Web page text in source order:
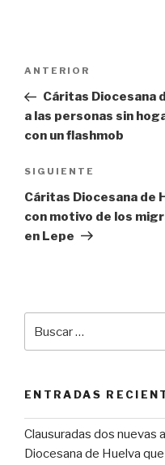
entradas
Entrada
anterior:
ANTERIOR
Cáritas Diocesana
a las personas sin
con un flashmob
Siguiente
entrada
SIGUIENTE
Cáritas Diocesana de
con motivo de los
en Lepe
por:
ENTRADAS
Clausuradas dos nuevas
Diocesana de Huelva